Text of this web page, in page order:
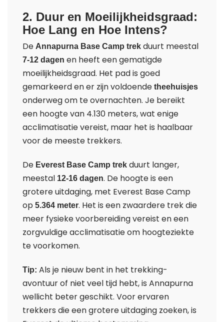
2. Duur en Moeilijkheidsgraad:
Hoe Lang en Hoe Intens?
De Annapurna Base Camp trek duurt meestal
7-12 dagen en heeft een gematigde
moeilijkheidsgraad. Het pad is goed
gemarkeerd en er zijn voldoende theehuisjes
onderweg om te overnachten. Je bereikt
een hoogte van 4.130 meters, wat enige
acclimatisatie vereist, maar het is haalbaar
voor de meeste trekkers.
De Everest Base Camp trek duurt langer,
meestal 12-16 dagen. De hoogte is een
grotere uitdaging, met Everest Base Camp
op 5.364 meter. Het is een zwaardere trek die
meer fysieke voorbereiding vereist en een
zorgvuldige acclimatisatie om hoogteziekte
te voorkomen.
Tip: Als je nieuw bent in het trekking-
avontuur of niet veel tijd hebt, is Annapurna
wellicht beter geschikt. Voor ervaren
trekkers die een grotere uitdaging zoeken, is